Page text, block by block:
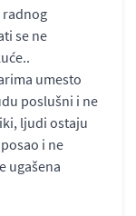
radnog
se ne
umesto
poslušni i ne
ljudi ostaju
i ne
ugašena